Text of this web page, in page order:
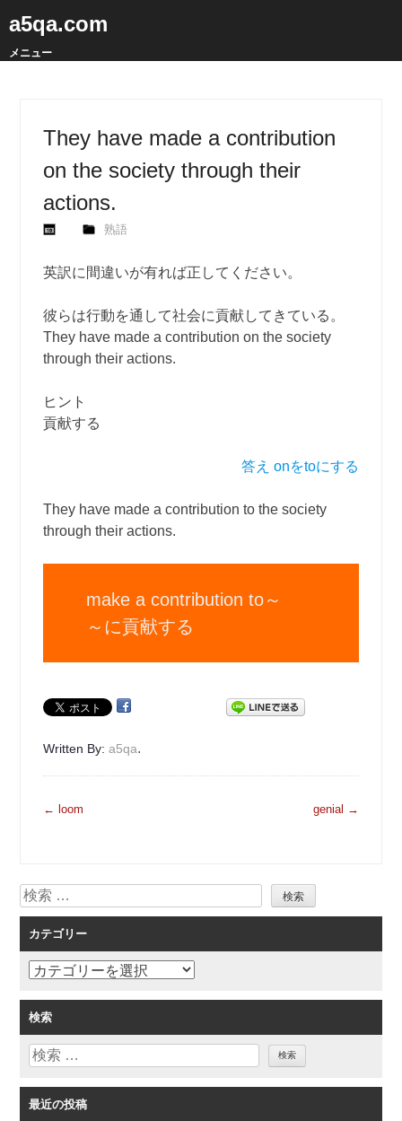
a5qa.com
メニュー
They have made a contribution
on the society through their
actions.
熟語
英訳に間違いが有れば正してください。
彼らは行動を通して社会に貢献してきている。
They have made a contribution on the society
through their actions.
ヒント
貢献する
答え onをtoにする
They have made a contribution to the society
through their actions.
make a contribution to～
～に貢献する
Written By:a5qa.
投
ゲ
ー
シ
ョ
ン
← loom genial →
検
索
カテゴリー
カ
ゴ
リ
ー
検索
検
最近の投稿